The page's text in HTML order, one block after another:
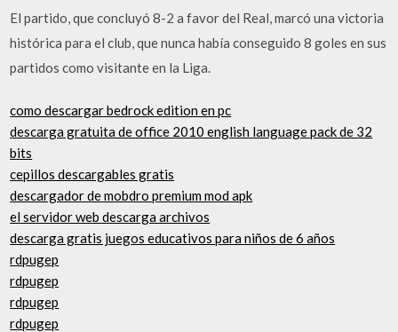
El partido, que concluyó 8-2 a favor del Real, marcó una victoria
histórica para el club, que nunca había conseguido 8 goles en sus
partidos como visitante en la Liga.
como descargar bedrock edition en pc
descarga gratuita de office 2010 english language pack de 32
bits
cepillos descargables gratis
descargador de mobdro premium mod apk
el servidor web descarga archivos
descarga gratis juegos educativos para niños de 6 años
rdpugep
rdpugep
rdpugep
rdpugep